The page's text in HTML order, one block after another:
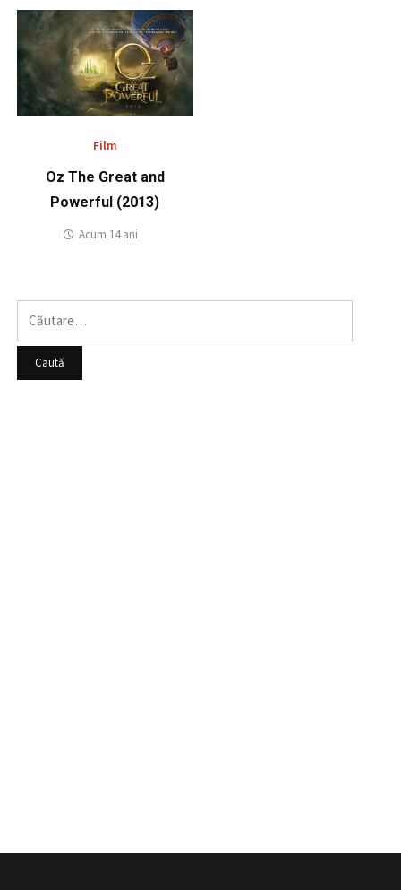
Film
Oz The Great and
Powerful (2013)
Acum 14 ani